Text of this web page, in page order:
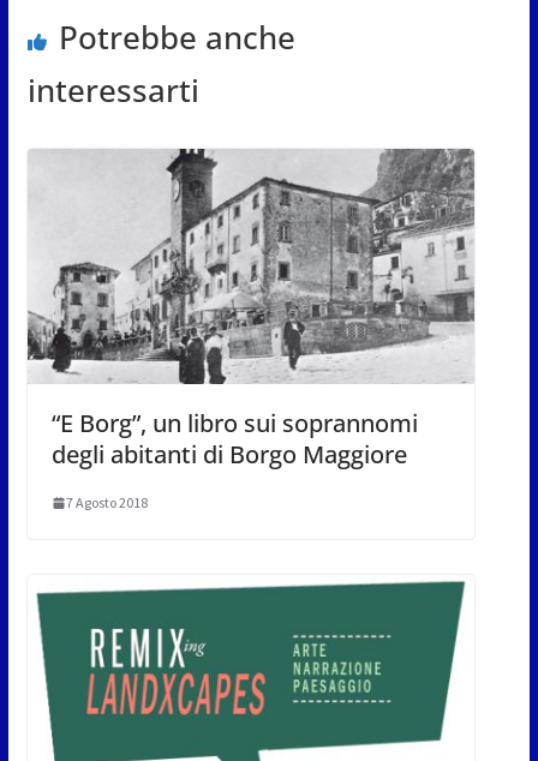
Potrebbe anche
interessarti
“E Borg”, un libro sui soprannomi
degli abitanti di Borgo Maggiore
7 Agosto 2018